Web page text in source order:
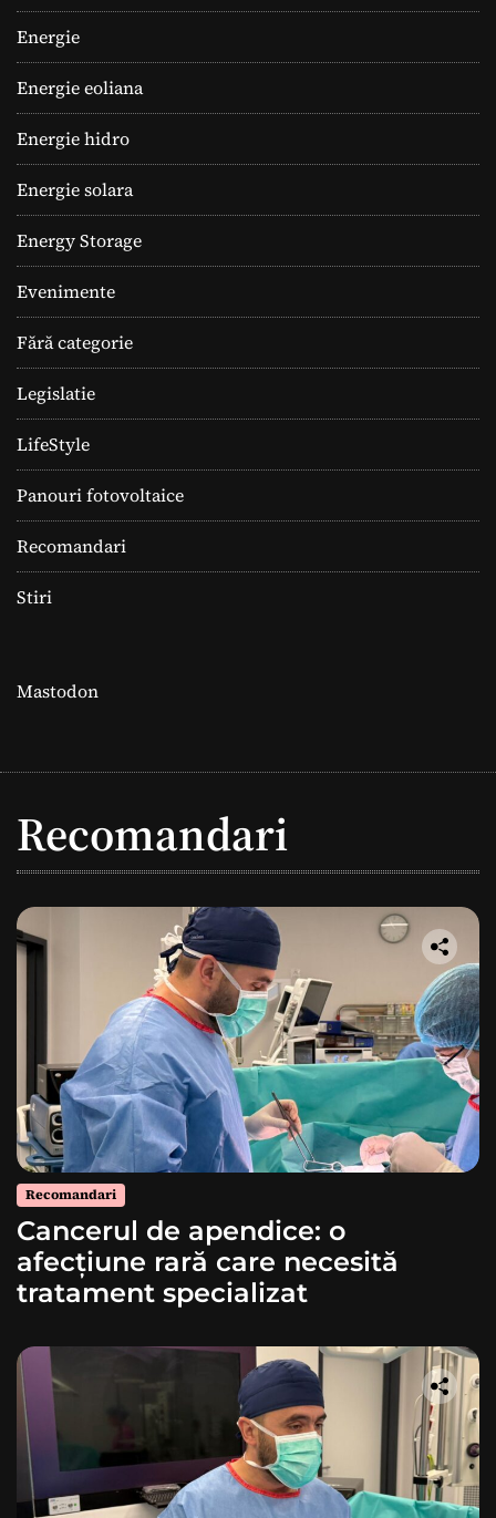
Energie
Energie eoliana
Energie hidro
Energie solara
Energy Storage
Evenimente
Fără categorie
Legislatie
LifeStyle
Panouri fotovoltaice
Recomandari
Stiri
Mastodon
Recomandari
Recomandari
Cancerul de apendice: o
afecțiune rară care necesită
tratament specializat